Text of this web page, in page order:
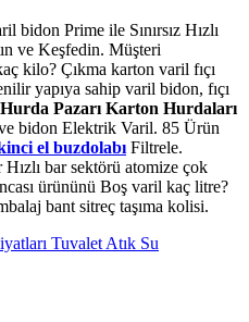
bidon Prime ile Sınırsız Hızlı
ve Keşfedin. Müşteri
kilo? Çıkma karton varil fıçı
yapıya sahip varil bidon, fıçı
Pazarı Karton Hurdaları
bidon Elektrik Varil. 85 Ürün
el buzdolabıFiltrele.
bar sektörü atomize çok
ürününü Boş varil kaç litre?
bant sitreç taşıma kolisi.
Tuvalet Atık Su